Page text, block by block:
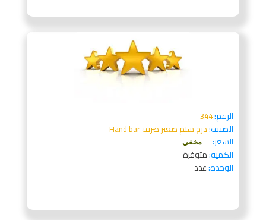
الرقم:344
الصنف:درج سلم صغير صرف Hand bar
السعر:
مخفي
الكميه:متوفرة
الوحده:عدد